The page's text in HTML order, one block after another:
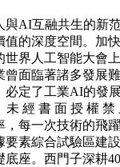
AI互融共生的新范
值的深度空間。加
界人工智能大會
面臨著諸多發展
必定了工業AI的發
經 書 面 授 權 禁
，每一次技術的飛
要素綜合試驗區建
底座。西門子深耕